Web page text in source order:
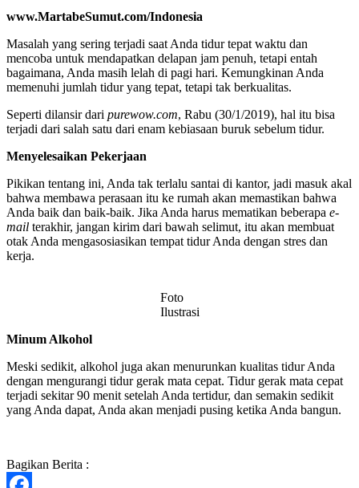
www.MartabeSumut.com/Indonesia
Masalah yang sering terjadi saat Anda tidur tepat waktu dan
mencoba untuk mendapatkan delapan jam penuh, tetapi entah
bagaimana, Anda masih lelah di pagi hari. Kemungkinan Anda
memenuhi jumlah tidur yang tepat, tetapi tak berkualitas.
Seperti dilansir dari purewow.com, Rabu (30/1/2019), hal itu bisa
terjadi dari salah satu dari enam kebiasaan buruk sebelum tidur.
Menyelesaikan Pekerjaan
Pikikan tentang ini, Anda tak terlalu santai di kantor, jadi masuk akal
bahwa membawa perasaan itu ke rumah akan memastikan bahwa
Anda baik dan baik-baik. Jika Anda harus mematikan beberapa e-
mail terakhir, jangan kirim dari bawah selimut, itu akan membuat
otak Anda mengasosiasikan tempat tidur Anda dengan stres dan
kerja.
Foto
Ilustrasi
Minum Alkohol
Meski sedikit, alkohol juga akan menurunkan kualitas tidur Anda
dengan mengurangi tidur gerak mata cepat. Tidur gerak mata cepat
terjadi sekitar 90 menit setelah Anda tertidur, dan semakin sedikit
yang Anda dapat, Anda akan menjadi pusing ketika Anda bangun.
Bagikan Berita :